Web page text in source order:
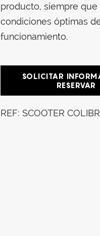
producto, siempre que
condiciones óptimas
funcionamiento.
SOLICITAR
RESERVAR
REF: SCOOTER